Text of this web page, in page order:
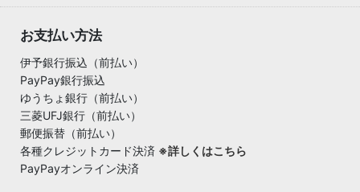
お支払い方法
伊予銀行振込（前払い）
PayPay銀行振込
ゆうちょ銀行（前払い）
三菱UFJ銀行（前払い）
郵便振替（前払い）
各種クレジットカード決済 ※詳しくはこちら
PayPayオンライン決済